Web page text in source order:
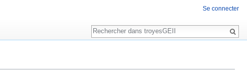
Se connecter
Rechercher